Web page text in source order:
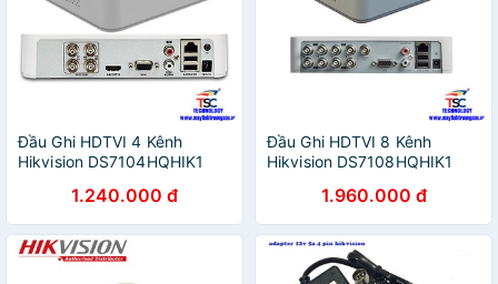
Đầu Ghi HDTVI 4 Kênh
Hikvision DS7104HQHIK1
1.240.000 đ
Đầu Ghi HDTVI 8 Kênh
Hikvision DS7108HQHIK1
1.960.000 đ